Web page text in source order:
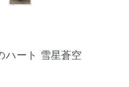
ハート 雪星蒼空